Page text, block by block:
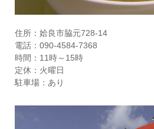
住所：姶良市脇元728-14
電話：090-4584-7368
時間：11時～15時
定休：火曜日
駐車場：あり